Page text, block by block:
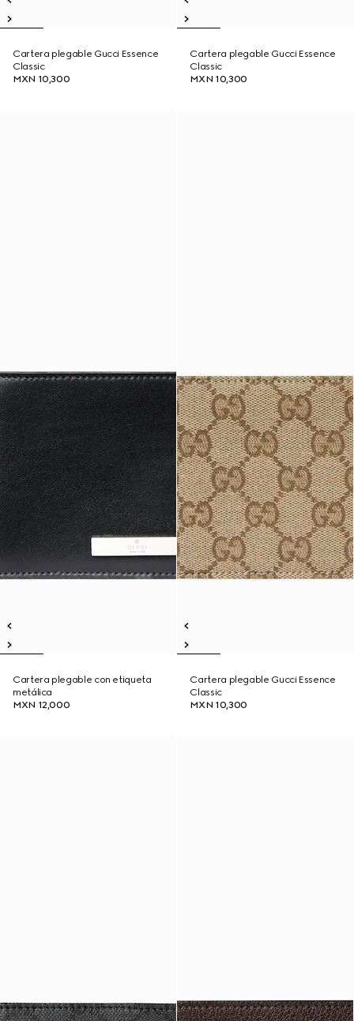
Cartera plegable Gucci Essence
Classic
MXN 10,300
Cartera plegable Gucci Essence
Classic
MXN 10,300
Cartera plegable con etiqueta
metálica
MXN 12,000
Cartera plegable Gucci Essence
Classic
MXN 10,300